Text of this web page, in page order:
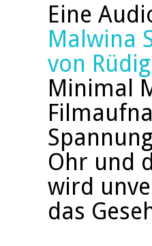
Eine
Malwina
von
Minimal
Ohr und
wird
das